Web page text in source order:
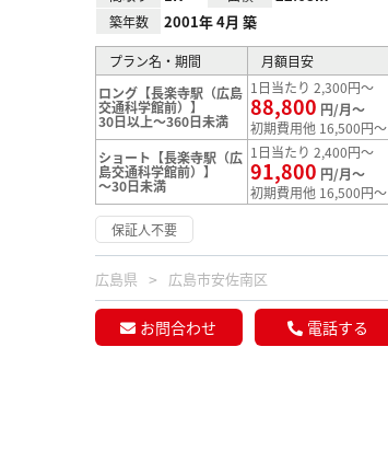
築年数 2001年 4月 築
プラン名・期間
月額目安
ロング【長楽寺駅（広島
交通科学館前）】
30日以上～360日未満
1日当たり 2,300円～
88,800 円/月～
初期費用他 16,500円～
ショート【長楽寺駅（広
島交通科学館前）】
～30日未満
1日当たり 2,400円～
91,800 円/月～
初期費用他 16,500円～
保証人不要
広島県 広島市安佐南区
お問合わせ 電話する